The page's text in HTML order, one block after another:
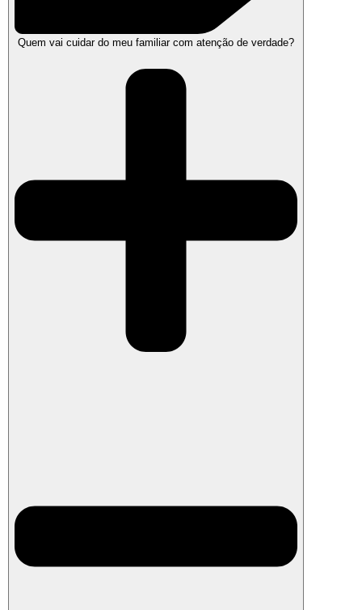
Quem vai cuidar do meu familiar com atenção de verdade?